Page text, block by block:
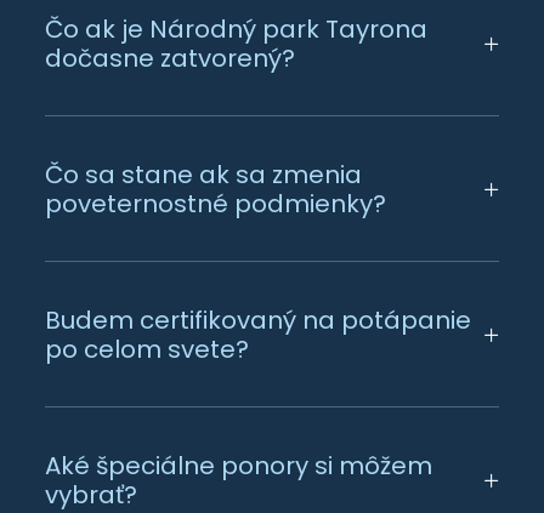
Čo ak je Národný park Tayrona
dočasne zatvorený?
Čo sa stane ak sa zmenia
poveternostné podmienky?
Budem certifikovaný na potápanie
po celom svete?
Aké špeciálne ponory si môžem
vybrať?